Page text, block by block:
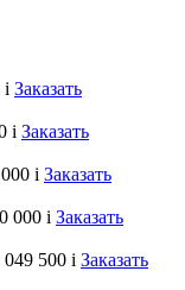
i Заказать
i Заказать
i Заказать
000 i Заказать
049 500 i Заказать